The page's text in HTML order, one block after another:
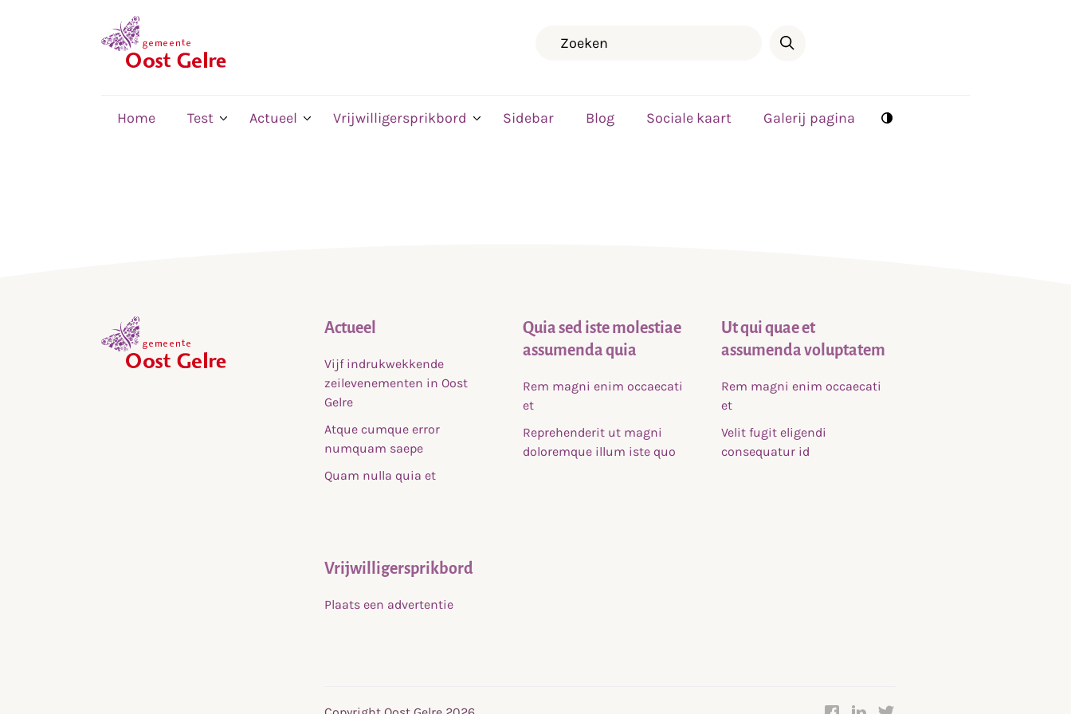
Home Test Actueel Vrijwilligersprikbord Sidebar Blog Sociale kaart Galerij pagina
Actueel
Vijf indrukwekkende
zeilevenementen in Oost
Gelre
Atque cumque error
numquam saepe
Quam nulla quia et
Quia sed iste molestiae
assumenda quia
Rem magni enim occaecati
et
Reprehenderit ut magni
doloremque illum iste quo
Ut qui quae et
assumenda voluptatem
Rem magni enim occaecati
et
Velit fugit eligendi
consequatur id
Vrijwilligersprikbord
Plaats een advertentie